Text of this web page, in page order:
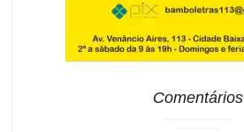
Comentários